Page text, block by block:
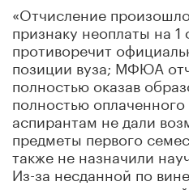
«Отчисление
признаку неоплаты на 1
противоречит
позиции вуза; МФЮА
полностью оказав
полностью
аспирантам не дали
предметы первого
также не назначили
Из-за несданной по